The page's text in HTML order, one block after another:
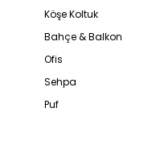
Köşe Koltuk
Bahçe & Balkon
Ofis
Sehpa
Puf